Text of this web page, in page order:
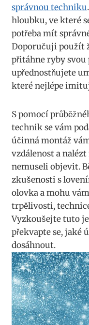
správnou techniku
hloubku, ve které
potřeba mít
Doporučuji použít
přitáhne‍ ryby svou
upřednostňujete
které ​nejlépe
S pomocí
⁣technik se vám
účinná montáž
vzdálenost a‍
nemuseli ⁤objevit.⁢
zkušenosti ‌s
olovka a mohu
trpělivosti,
Vyzkoušejte tuto
překvapte​ se, jaké
dosáhnout.